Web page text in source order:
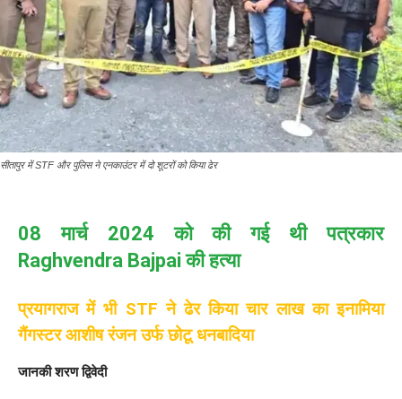
सीतापुर में STF और पुलिस ने एनकाउंटर में दो शूटरों को किया ढेर
08 मार्च 2024 को की गई थी पत्रकार
Raghvendra Bajpai की हत्या
प्रयागराज में भी STF ने ढेर किया चार लाख का इनामिया
गैंगस्टर आशीष रंजन उर्फ छोटू धनबादिया
जानकी शरण द्विवेदी